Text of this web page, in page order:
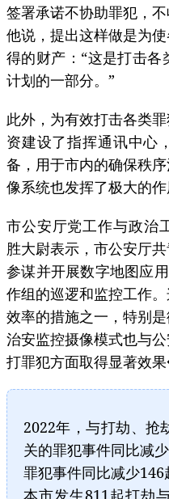
签署承诺不协助罪犯，
他说，提出这样做是为
得的财产：“这是打击
计划的一部分。”
此外，为有效打击各类
资建设了指挥通讯中心
备，用于市内的确保秩
像系统也发挥了极大的作
市公安厅党工作与政治
胜大尉表示，市公安厅
参谋并开展数字地图应
作组的巡逻和监控工作
效率的措施之一，特别
治安监控摄像模式也与
打罪犯方面取得显著效
2022年，与打劫、抢
关的罪犯事件同比减
罪犯事件同比减少146
本市发生811起打劫